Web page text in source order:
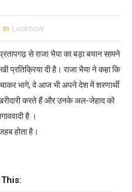
in Lucknow
से राजा भैया का बड़ा बयान सामने
प्रतिक्रिया दी है। राजा भैया ने कहा कि
भागे, वे आज भी अपने देश में शरणार्थी
करते हैं और उनके अल-जेहाद को
है ।
होता है।